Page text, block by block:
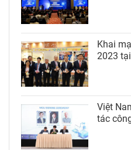
Khai
2023
Việt
tác